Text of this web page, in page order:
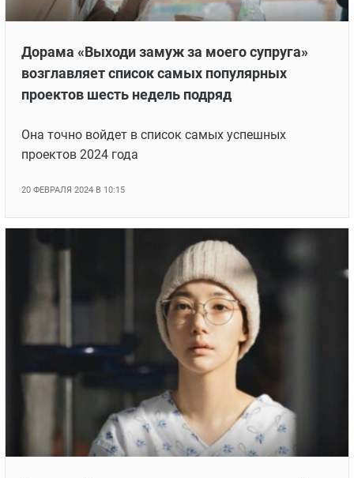
Дорама «Выходи замуж за моего супруга»
возглавляет список самых популярных
проектов шесть недель подряд
Она точно войдет в список самых успешных
проектов 2024 года
20 ФЕВРАЛЯ 2024 В 10:15